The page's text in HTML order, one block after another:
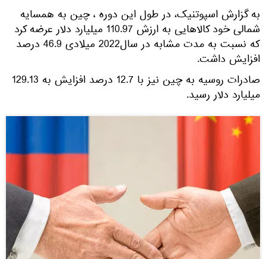
به گزارش اسپوتنیک، در طول این دوره ، چین به همسایه
شمالی خود کالاهایی به ارزش 110.97 میلیارد دلار عرضه کرد
که نسبت به مدت مشابه در سال2022 میلادی 46.9 درصد
افزایش داشت.
صادرات روسیه به چین نیز با 12.7 درصد افزایش به 129.13
میلیارد دلار رسید.